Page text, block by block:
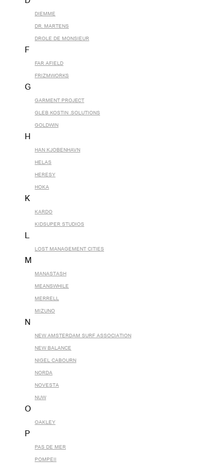
DIEMME
DR. MARTENS
DROLE DE MONSIEUR
F
FAR AFIELD
FRIZMWORKS
G
GARMENT PROJECT
GLEB KOSTIN .SOLUTIONS
GOLDWIN
H
HAN KJOBENHAVN
HELAS
HERESY
HOKA
K
KARDO
KIDSUPER STUDIOS
L
LOST MANAGEMENT CITIES
M
MANASTASH
MEANSWHILE
MERRELL
MIZUNO
N
NEW AMSTERDAM SURF ASSOCIATION
NEW BALANCE
NIGEL CABOURN
NORDA
NOVESTA
NUW
O
OAKLEY
P
PAS DE MER
POMPEII